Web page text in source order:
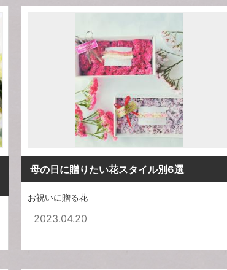
母の日に贈りたい花スタイル別6選
お祝いに贈る花
2023.04.20